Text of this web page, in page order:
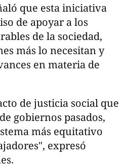
que esta iniciativa
de apoyar a los
de la sociedad,
más lo necesitan y
en materia de
de justicia social que
gobiernos pasados,
más equitativo
expresó